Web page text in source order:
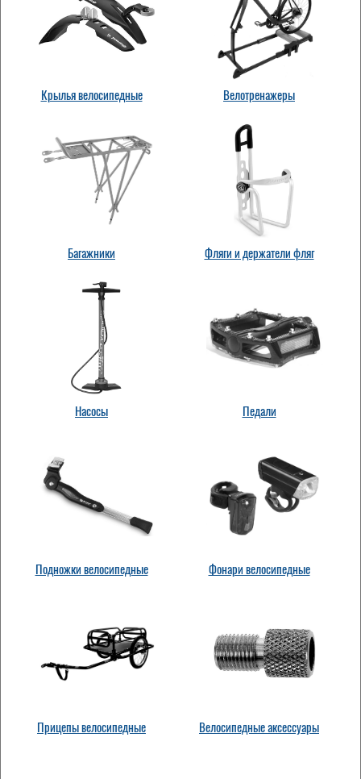
Крылья велосипедные Велотренажеры
Багажники Фляги и держатели фляг
Насосы Педали
Подножки велосипедные Фонари велосипедные
Прицепы велосипедные Велосипедные аксессуары